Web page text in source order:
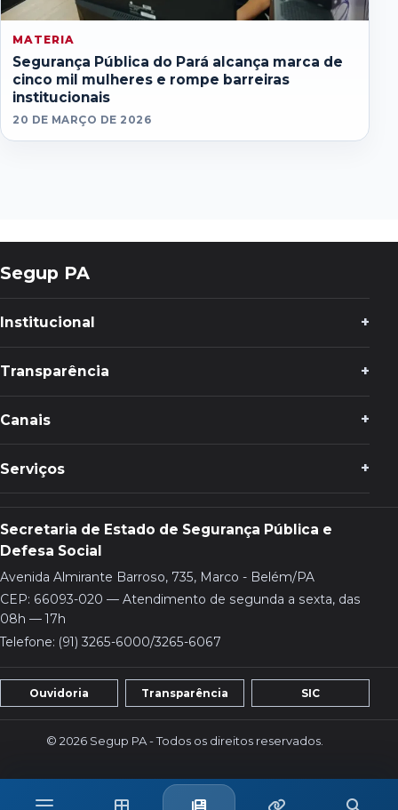
MATERIA
Segurança Pública do Pará alcança marca de
cinco mil mulheres e rompe barreiras
institucionais
20 DE MARÇO DE 2026
Segup PA
Institucional
Transparência
Canais
Serviços
Secretaria de Estado de Segurança Pública e
Defesa Social
Avenida Almirante Barroso, 735, Marco - Belém/PA
CEP: 66093-020 — Atendimento de segunda a sexta, das
08h — 17h
Telefone: (91) 3265-6000/3265-6067
Ouvidoria Transparência SIC
© 2026 Segup PA - Todos os direitos reservados.